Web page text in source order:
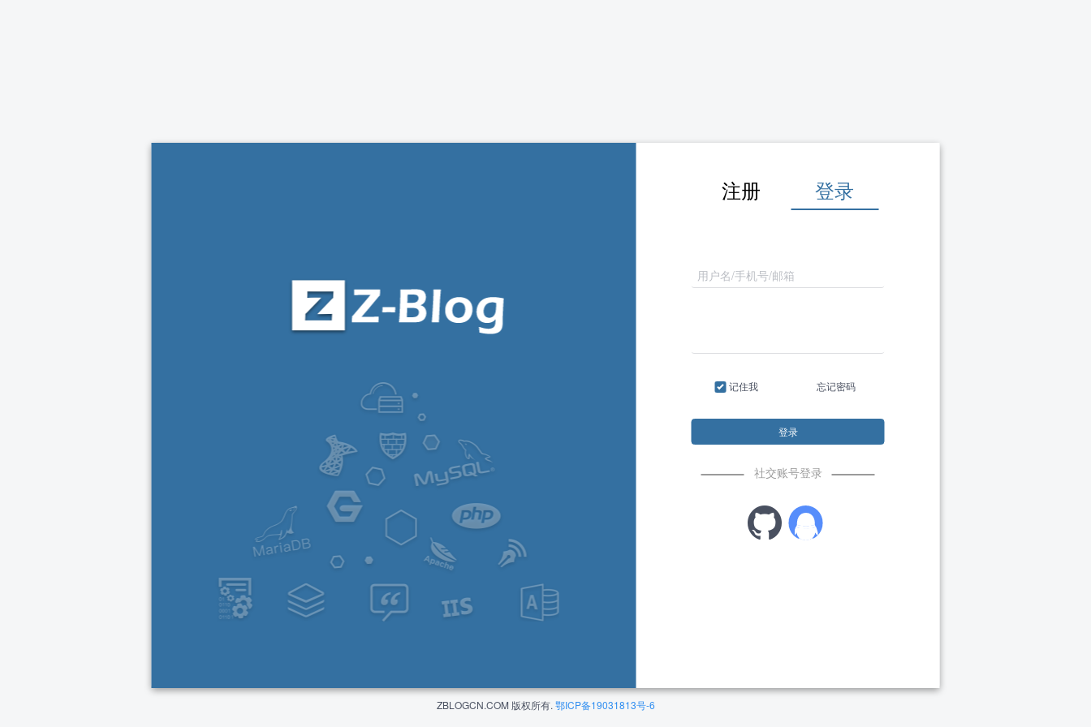
注册 登录
记住我 忘记密码
登录
社交账号登录
ZBLOGCN.COM 版权所有. 鄂ICP备19031813号-6